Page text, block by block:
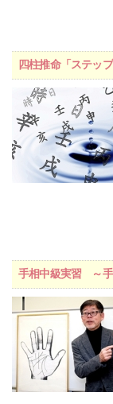
四柱推命「ステッ
手相中級実習 ～手